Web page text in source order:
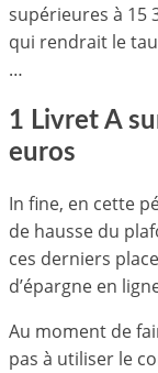
supérieures à 15
qui rendrait le
…
1 Livret A
euros
In fine, en cette
de hausse du
ces derniers
d’épargne en
Au moment de
pas à utiliser le